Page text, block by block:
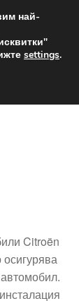
Citroën
най-
settings.